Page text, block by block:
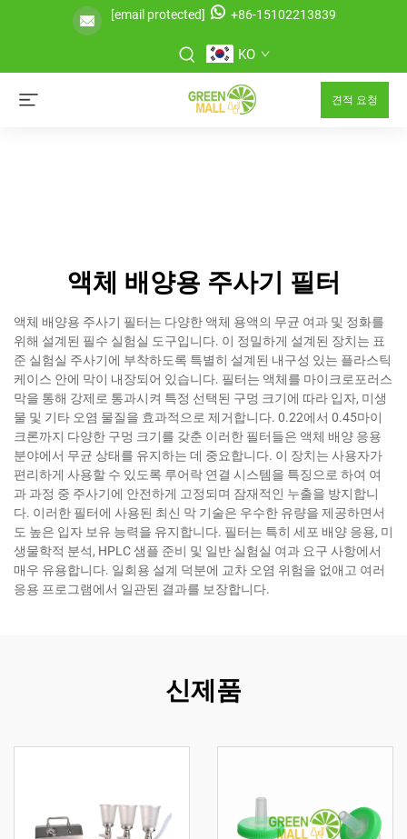
[email protected] +86-15102213839
KO
견적 요청
액체 배양용 주사기 필터
액체 배양용 주사기 필터는 다양한 액체 용액의 무균 여과 및 정화를
위해 설계된 필수 실험실 도구입니다. 이 정밀하게 설계된 장치는 표
준 실험실 주사기에 부착하도록 특별히 설계된 내구성 있는 플라스틱
케이스 안에 막이 내장되어 있습니다. 필터는 액체를 마이크로포러스
막을 통해 강제로 통과시켜 특정 선택된 구멍 크기에 따라 입자, 미생
물 및 기타 오염 물질을 효과적으로 제거합니다. 0.22에서 0.45마이
크론까지 다양한 구멍 크기를 갖춘 이러한 필터들은 액체 배양 응용
분야에서 무균 상태를 유지하는 데 중요합니다. 이 장치는 사용자가
편리하게 사용할 수 있도록 루어락 연결 시스템을 특징으로 하여 여
과 과정 중 주사기에 안전하게 고정되며 잠재적인 누출을 방지합니
다. 이러한 필터에 사용된 최신 막 기술은 우수한 유량을 제공하면서
도 높은 입자 보유 능력을 유지합니다. 필터는 특히 세포 배양 응용, 미
생물학적 분석, HPLC 샘플 준비 및 일반 실험실 여과 요구 사항에서
매우 유용합니다. 일회용 설계 덕분에 교차 오염 위험을 없애고 여러
응용 프로그램에서 일관된 결과를 보장합니다.
신제품